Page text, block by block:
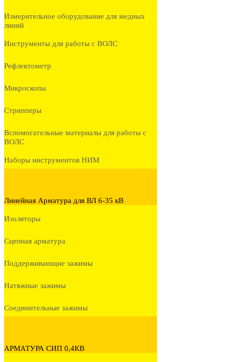
Измерительное оборудование для медных
линий
Инструменты для работы с ВОЛС
Рефлектометр
Микроскопы
Стрипперы
Вспомогательные материалы для работы с
ВОЛС
Наборы инструментов НИМ
Линейная Арматура для ВЛ 6-35 кВ
Изоляторы
Сцепная арматура
Поддерживающие зажимы
Натяжные зажимы
Соединительные зажимы
АРМАТУРА СИП 0,4КВ